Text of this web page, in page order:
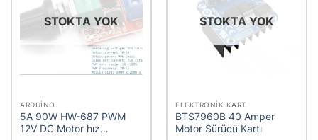
STOKTA YOK
ARDUINO
5A 90W HW-687 PWM
12V DC Motor hız
STOKTA YOK
ELEKTRONIK KART
BTS7960B 40 Amper
Motor Sürücü Kartı